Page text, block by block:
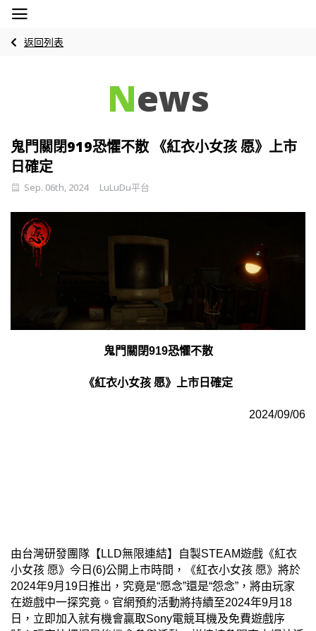
返回列表
News
鬼門關閉919恐懼不散 《紅衣小女孩 愿》上市
日確定
Sep. 06th, 2024 LuLuDu平台
鬼門關閉919恐懼不散
《紅衣小女孩 愿》上市日確定
2024/09/06
由台灣研發團隊【LLD無限連結】自製STEAM遊戲《紅衣
小女孩 愿》今日(6)公開上市時間，《紅衣小女孩 愿》將於
2024年9月19日推出，究竟是“愿念”還是“怨念”，將由玩家
在遊戲中一探究竟。官網預約活動將持續至2024年9月18
日，立即加入就有機會贏取Sony電競耳機及免費遊戲序